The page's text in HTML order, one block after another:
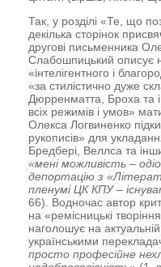
Так, у розділі «Те, що
декілька сторінок
другові письменника
Слабошпицький описує
«інтелігентного і
«за стилістично дуже
Дюрренматта, Броха та
всіх режимів і умов»
Олекса Логвиненко
рукописів» для
Бредбері, Веллса та
«мені можливість –
депортацію з
пленумі ЦК КПУ –
66). Водночас автор
на «ремісницькі
наголошує на
українськими
просто професійне